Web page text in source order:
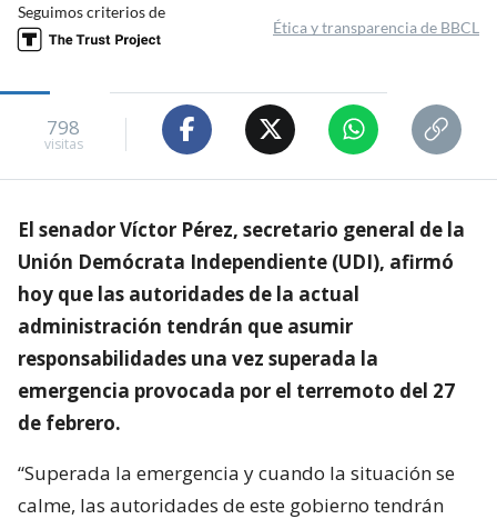
Seguimos criterios de
Ética y transparencia de BBCL
798
visitas
El senador Víctor Pérez, secretario general de la
Unión Demócrata Independiente (UDI), afirmó
hoy que las autoridades de la actual
administración tendrán que asumir
responsabilidades una vez superada la
emergencia provocada por el terremoto del 27
de febrero.
“Superada la emergencia y cuando la situación se
calme, las autoridades de este gobierno tendrán